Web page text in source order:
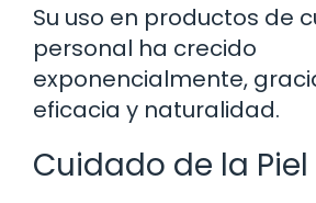
Su uso en productos de
personal ha crecido
exponencialmente,
eficacia y naturalidad.
Cuidado de la Piel